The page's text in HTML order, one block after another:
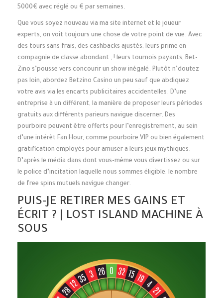
5000€ avec réglé ou € par semaines.
Que vous soyez nouveau via ma site internet et le joueur
experts, on voit toujours une chose de votre point de vue. Avec
des tours sans frais, des cashbacks ajustés, leurs prime en
compagnie de classe abondant , ! leurs tournois payants, Bet-
Zino s’pousse vers concourir un show inégalé. Plutôt n’doutez
pas loin, abordez Betzino Casino un peu sauf que abdiquez
votre avis via les encarts publicitaires accidentelles. D’une
entreprise à un différent, la manière de proposer leurs périodes
gratuits aux différents parieurs navigue discerner. Des
pourboire peuvent être offerts pour l’enregistrement, au sein
d’une intérêt Fan Hour, comme pourboire VIP ou bien également
gratification employés pour amuser a leurs jeux mythiques.
D’après le média dans dont vous-même vous divertissez ou sur
le police d’incitation laquelle nous sommes éligible, le nombre
de free spins mutuels navigue changer.
PUIS-JE RETIRER MES GAINS ET
ÉCRIT ? | LOST ISLAND MACHINE À
SOUS